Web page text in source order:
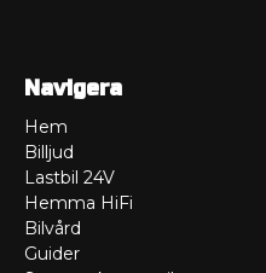
Navigera
Hem
Billjud
Lastbil 24V
Hemma HiFi
Bilvård
Guider